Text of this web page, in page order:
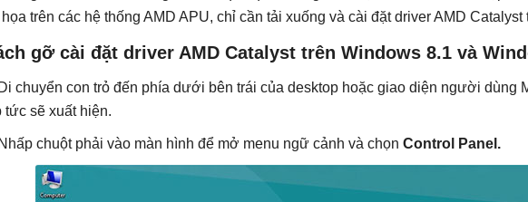
trên các hệ thống AMD APU, chỉ cần tải xuống và cài đặt driver AMD
gỡ cài đặt driver AMD Catalyst trên Windows 8.1 và
chuyển con trỏ đến phía dưới bên trái của desktop hoặc giao diện người dùng
tức sẽ xuất hiện.
chuột phải vào màn hình để mở menu ngữ cảnh và chọn Control Panel.